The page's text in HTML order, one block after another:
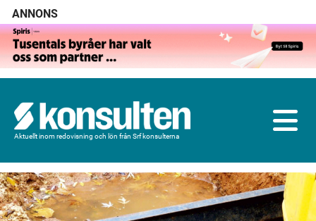
ANNONS
Aktuellt inom redovisning och lön från Srf konsulterna